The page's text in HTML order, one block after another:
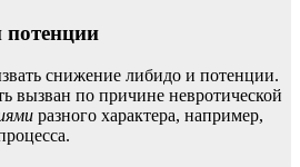
снижение либидо и потенции.
вызван по причине невротической
разного характера, например,